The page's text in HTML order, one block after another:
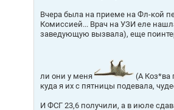
Вчера была на приеме на Фл-кой
Комиссией... Врач на УЗИ еле
заведующую вызвала), еще
ли они у меня
(А Коз*ва
куда я их с пятницы подевала,
И ФСГ 23,6 получили, а в июле